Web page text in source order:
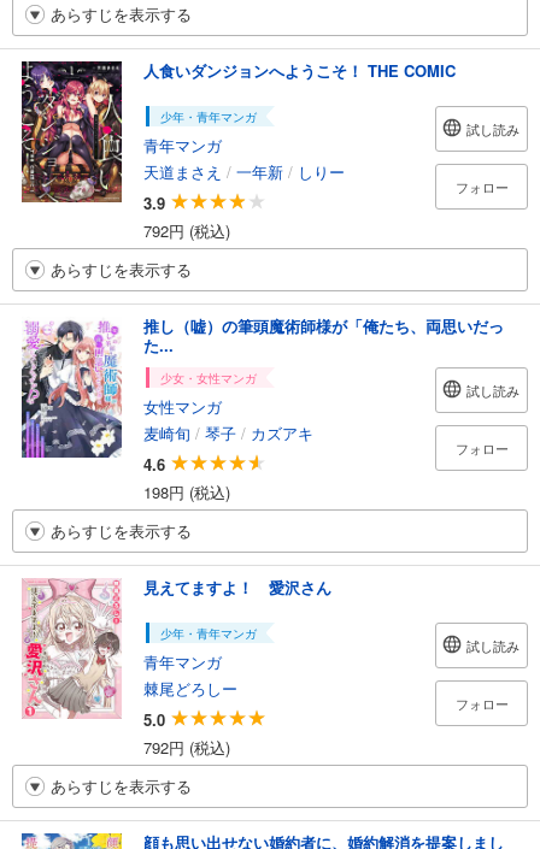
あらすじを表示する
人食いダンジョンへようこそ！ THE COMIC
少年・青年マンガ
青年マンガ
天道まさえ / 一年新 / しりー
3.9
792円 (税込)
試し読み
フォロー
あらすじを表示する
推し（嘘）の筆頭魔術師様が「俺たち、両思いだっ
た...
少女・女性マンガ
女性マンガ
麦崎旬 / 琴子 / カズアキ
4.6
198円 (税込)
試し読み
フォロー
あらすじを表示する
見えてますよ！ 愛沢さん
少年・青年マンガ
青年マンガ
棘尾どろしー
5.0
792円 (税込)
試し読み
フォロー
あらすじを表示する
顔も思い出せない婚約者に、婚約解消を提案しまし